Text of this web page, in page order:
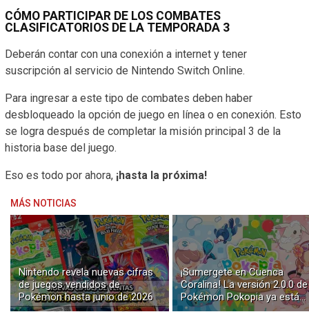
CÓMO PARTICIPAR DE LOS COMBATES
CLASIFICATORIOS DE LA TEMPORADA 3
Deberán contar con una conexión a internet y tener
suscripción al servicio de Nintendo Switch Online.
Para ingresar a este tipo de combates deben haber
desbloqueado la opción de juego en línea o en conexión. Esto
se logra después de completar la misión principal 3 de la
historia base del juego.
Eso es todo por ahora, ¡hasta la próxima!
MÁS NOTICIAS
Nintendo revela nuevas cifras
de juegos vendidos de
Pokémon hasta junio de 2026
¡Sumergete en Cuenca
Coralina! La versión 2.0.0 de
Pokémon Pokopia ya está
disponible con buceo y